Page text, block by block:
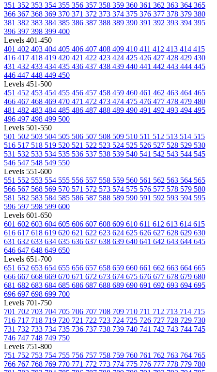
351 352 353 354 355 356 357 358 359 360 361 362 363 364 365
366 367 368 369 370 371 372 373 374 375 376 377 378 379 380
381 382 383 384 385 386 387 388 389 390 391 392 393 394 395
396 397 398 399 400
Levels 401-450
401 402 403 404 405 406 407 408 409 410 411 412 413 414 415
416 417 418 419 420 421 422 423 424 425 426 427 428 429 430
431 432 433 434 435 436 437 438 439 440 441 442 443 444 445
446 447 448 449 450
Levels 451-500
451 452 453 454 455 456 457 458 459 460 461 462 463 464 465
466 467 468 469 470 471 472 473 474 475 476 477 478 479 480
481 482 483 484 485 486 487 488 489 490 491 492 493 494 495
496 497 498 499 500
Levels 501-550
501 502 503 504 505 506 507 508 509 510 511 512 513 514 515
516 517 518 519 520 521 522 523 524 525 526 527 528 529 530
531 532 533 534 535 536 537 538 539 540 541 542 543 544 545
546 547 548 549 550
Levels 551-600
551 552 553 554 555 556 557 558 559 560 561 562 563 564 565
566 567 568 569 570 571 572 573 574 575 576 577 578 579 580
581 582 583 584 585 586 587 588 589 590 591 592 593 594 595
596 597 598 599 600
Levels 601-650
601 602 603 604 605 606 607 608 609 610 611 612 613 614 615
616 617 618 619 620 621 622 623 624 625 626 627 628 629 630
631 632 633 634 635 636 637 638 639 640 641 642 643 644 645
646 647 648 649 650
Levels 651-700
651 652 653 654 655 656 657 658 659 660 661 662 663 664 665
666 667 668 669 670 671 672 673 674 675 676 677 678 679 680
681 682 683 684 685 686 687 688 689 690 691 692 693 694 695
696 697 698 699 700
Levels 701-750
701 702 703 704 705 706 707 708 709 710 711 712 713 714 715
716 717 718 719 720 721 722 723 724 725 726 727 728 729 730
731 732 733 734 735 736 737 738 739 740 741 742 743 744 745
746 747 748 749 750
Levels 751-800
751 752 753 754 755 756 757 758 759 760 761 762 763 764 765
766 767 768 769 770 771 772 773 774 775 776 777 778 779 780